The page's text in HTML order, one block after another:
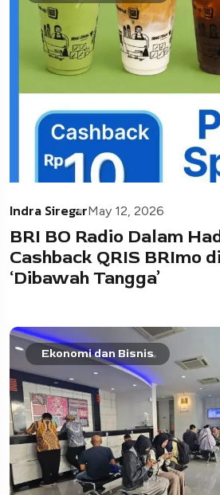
Indra SiregarMay 12, 2026
BRI BO Radio Dalam
Cashback QRIS BRImo
‘Dibawah Tangga’
Ekonomi dan Bisnis